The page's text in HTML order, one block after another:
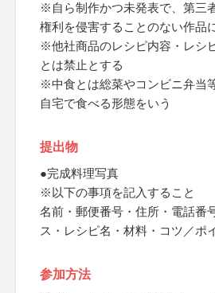
※自ら制作かつ未発表で、第三
権利を侵害することのない作品
※他社商品のレシピ内容・レシ
とは禁止とする
※中食とは総菜やコンビニ弁当
自宅で食べる形態をいう
提出物
●完成料理写真
※以下の事項を記入すること
名前・郵便番号・住所・電話番
ス・レシピ名・材料・コツ／ポ
参加方法